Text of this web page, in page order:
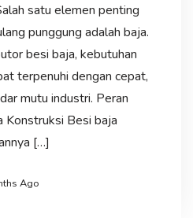
satu elemen penting
punggung adalah baja.
besi baja, kebutuhan
terpenuhi dengan cepat,
mutu industri. Peran
Konstruksi Besi baja
[…]
Ago